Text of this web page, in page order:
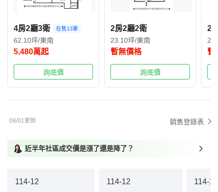
4房2廳3衛 在售13筆
62.10坪/東南
5,480萬起
詢底價
2房2廳2衛
23.10坪/東南
暫無價格
詢底價
2
暫
08/01更新 銷售登錄表
近半年社區成交價是漲了還是降了？
114-12 114-12 114-10